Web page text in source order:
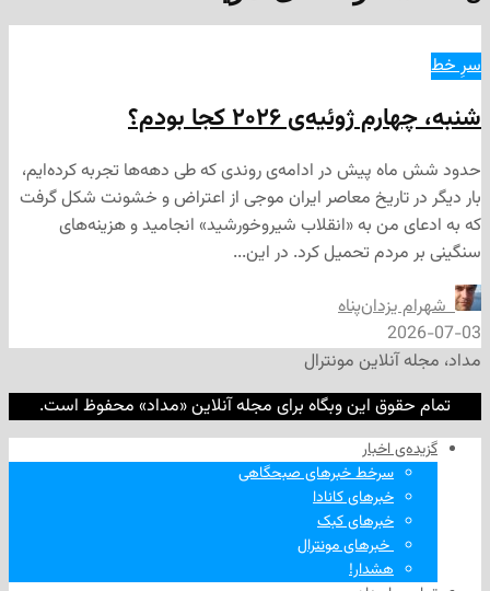
۲۰۲۶ کجا بودم؟
پیش در ادامه‌ی روندی که طی دهه‌ها تجربه کرده‌ایم،
تاریخ معاصر ایران موجی از اعتراض و خشونت شکل گرفت
من به «انقلاب شیروخورشید» انجامید و هزینه‌های
تحمیل کرد. در این...
مونترال
این وبگاه برای مجله آنلاین «مداد» محفوظ است.
اخبار
سرخط خبرهای صبحگاهی
خبرهای کانادا
خبرهای کبک
‌ خبرهای مونترال